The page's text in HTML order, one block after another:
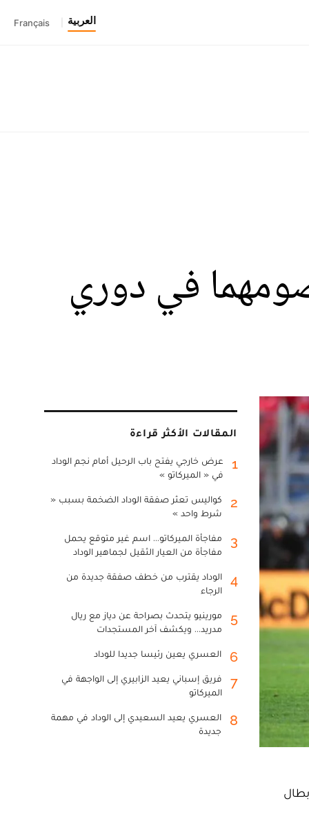
العربية Français
في دوري
المقالات الأكثر قراءة
1
عرض خارجي يفتح باب الرحيل أمام نجم الوداد
في « الميركاتو »
2
كواليس تعثر صفقة الوداد الضخمة بسبب «
شرط واحد »
3
مفاجأة الميركاتو... اسم غير متوقع يحمل
مفاجأة من العيار الثقيل لجماهير الوداد
4
الوداد يقترب من خطف صفقة جديدة من
الرجاء
5
مورينيو يتحدث بصراحة عن دياز مع ريال
مدريد... ويكشف آخر المستجدات
6 العسري يعين رئيسا جديدا للوداد
7
فريق إسباني يعيد الزابيري إلى الواجهة في
الميركاتو
8
العسري يعيد السعيدي إلى الوداد في مهمة
جديدة